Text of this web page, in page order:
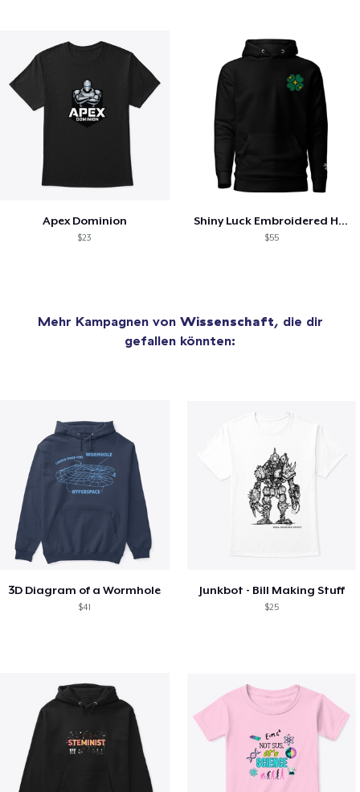
Apex Dominion
$23
Shiny Luck Embroidered Hoodie
$55
Mehr Kampagnen von Wissenschaft, die dir
gefallen könnten:
3D Diagram of a Wormhole
$41
Junkbot - Bill Making Stuff
$25